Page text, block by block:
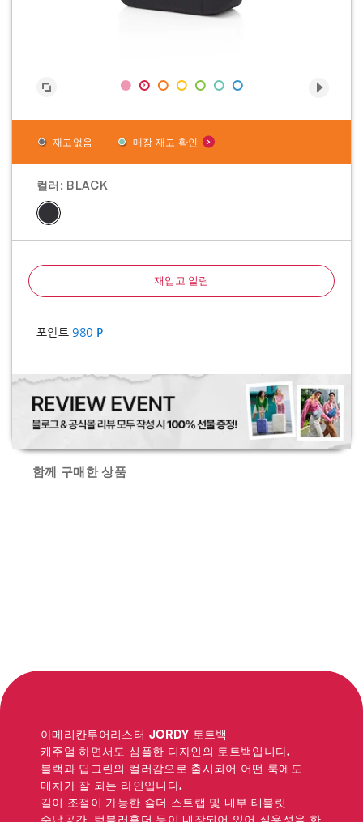
재고없음 매장 재고 확인
컬러: BLACK
재입고 알림
포인트980 P
함께 구매한 상품
아메리칸투어리스터 JORDY 토트백
캐주얼 하면서도 심플한 디자인의 토트백입니다.
블랙과 딥그린의 컬러감으로 출시되어 어떤 룩에도
매치가 잘 되는 라인입니다.
길이 조절이 가능한 숄더 스트랩 및 내부 태블릿